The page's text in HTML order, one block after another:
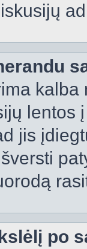
lentos
jis
po